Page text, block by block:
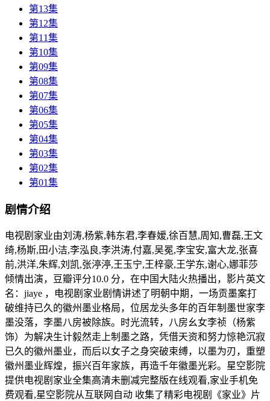
第13集
第12集
第11集
第10集
第09集
第08集
第07集
第06集
第05集
第04集
第03集
第02集
第01集
剧情介绍
电视剧家业由刘涛,杨紫,韩东君,李春嫒,徐百慧,周知,曹磊,王文
绮,杨斯,田小洁,李泓良,李洪涛,付嘉,吴冕,李宝安,富大龙,张喜
前,洪洋,朱辉,刘凯,张渟渟,王玉宁,王梓豪,王学东,谢心,娜菲莎
倾情出演，豆瓣评分10.0 分，在中国大陆火热播出，影片英文
名：jiaye ，电视剧家业剧情讲述了明朝中期，一场贡墨案打
破维持已久的徽州墨业格局，位居龙头多年的百年制墨世家李
墨没落，李墨八房被除族。时光流转，八房幺女李祯（杨紫
饰）为解决生计毅然走上制墨之路，凭借天资和努力惊艳沉寂
已久的徽州墨业，而后以女子之身突破束缚，以墨为刃，重塑
徽州墨业辉煌，振兴百年家族，再造千年徽墨光彩。星空影院
提供电视剧家业全集高清未删减完整版在线观看,家业手机免
费观看,星空影院从互联网自动 收集了精彩电视剧《家业》片